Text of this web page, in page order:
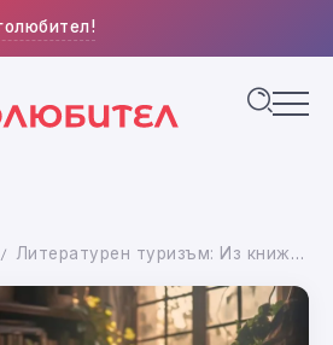
/ Литературен туризъм: Из книжарниците по света